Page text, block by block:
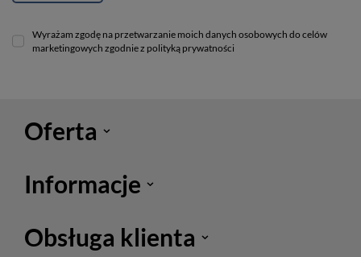
Wyrażam zgodę na przetwarzanie moich danych osobowych do celów
marketingowych zgodnie z polityką prywatności
Oferta
Informacje
Obsługa klienta